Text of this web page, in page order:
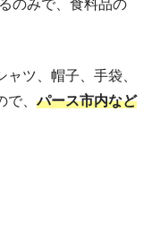
のみで、食料品の
ツ、帽子、手袋、
で、パース市内など